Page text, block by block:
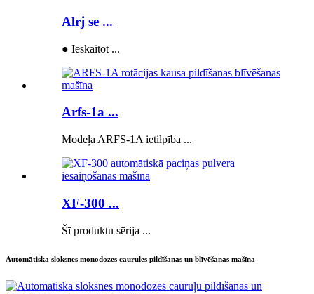
Alrj se ...
● Ieskaitot ...
Arfs-1a ...
Modeļa ARFS-1A ietilpība ...
XF-300 ...
Šī produktu sērija ...
Automātiska sloksnes monodozes caurules pildīšanas un blīvēšanas mašīna